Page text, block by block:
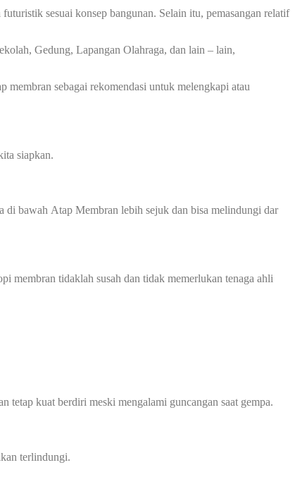
sesuai konsep bangunan. Selain itu, pemasangan relatif
Gedung, Lapangan Olahraga, dan lain – lain,
membran sebagai rekomendasi untuk melengkapi atau
siapkan.
di bawah Atap Membran lebih sejuk dan bisa melindungi dar
membran tidaklah susah dan tidak memerlukan tenaga ahli
kuat berdiri meski mengalami guncangan saat gempa.
terlindungi.